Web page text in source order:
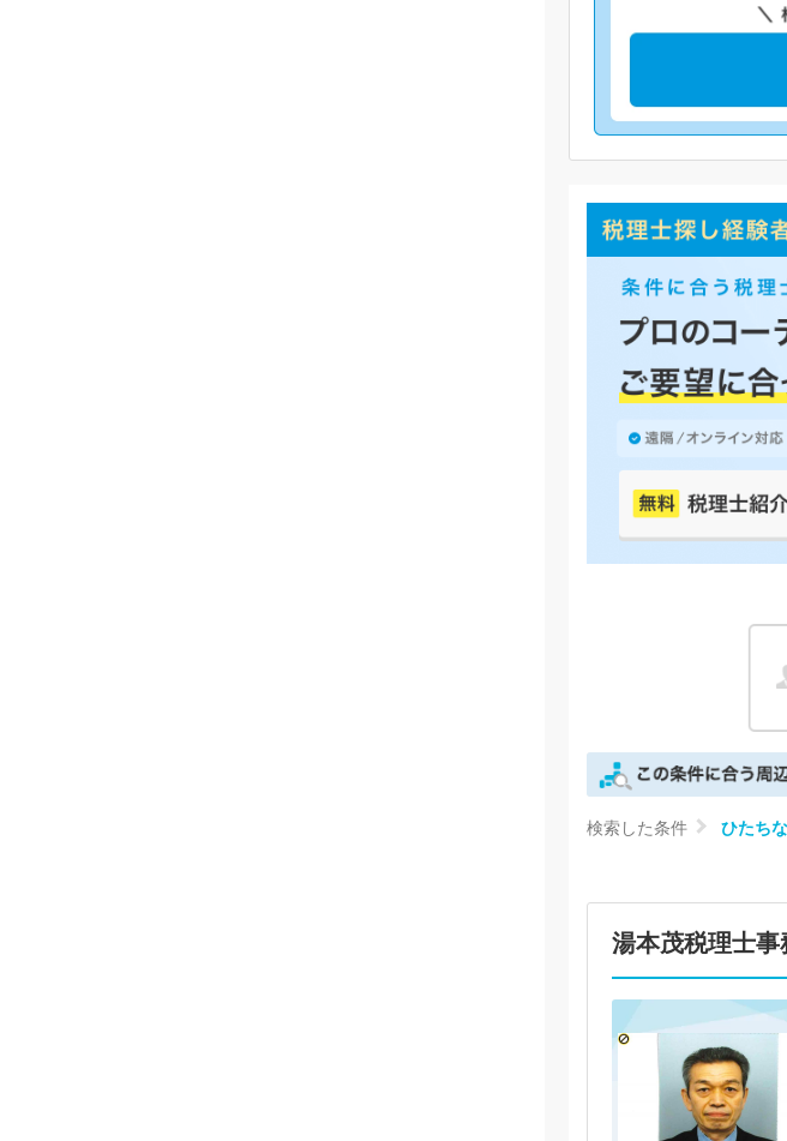
検索した条件 ひたち
湯本茂税理士事